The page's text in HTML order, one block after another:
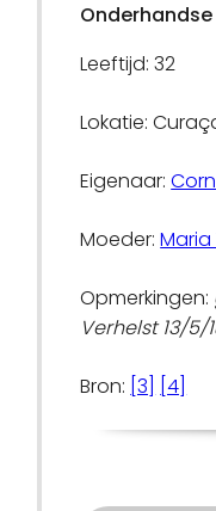
Leeftijd: 32
Lokatie:
Eigenaar:
Moeder:
Opmerkingen:
Verhelst 13/5/
Bron: [3] [4]